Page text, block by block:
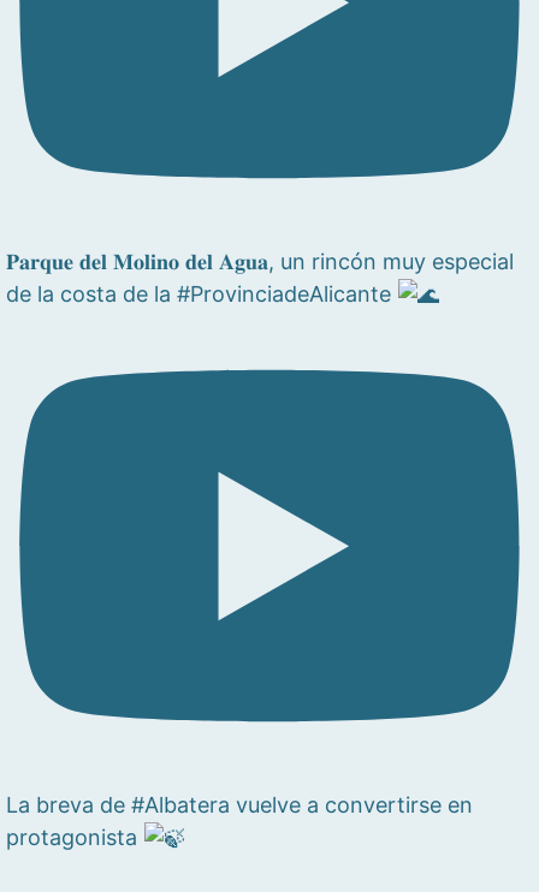
𝐏𝐚𝐫𝐪𝐮𝐞 𝐝𝐞𝐥 𝐌𝐨𝐥𝐢𝐧𝐨 𝐝𝐞𝐥 𝐀𝐠𝐮𝐚, un rincón muy especial
de la costa de la #ProvinciadeAlicante
La breva de #Albatera vuelve a convertirse en
protagonista